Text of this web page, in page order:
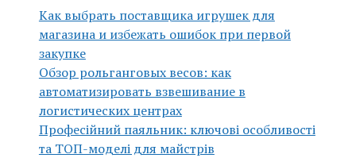
Как выбрать поставщика игрушек для
магазина и избежать ошибок при первой
закупке
Обзор рольганговых весов: как
автоматизировать взвешивание в
логистических центрах
Професійний паяльник: ключові особливості
та ТОП-моделі для майстрів